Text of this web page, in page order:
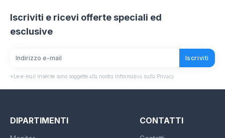
Iscriviti e ricevi offerte speciali ed
esclusive
Iscriviti
*Le e-mail inserite sono soggette alla nostra Informativa sulla Privacy
DIPARTIMENTI CONTATTI